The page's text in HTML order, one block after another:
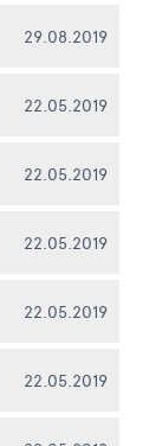
29.08.2019
22.05.2019
22.05.2019
22.05.2019
22.05.2019
22.05.2019